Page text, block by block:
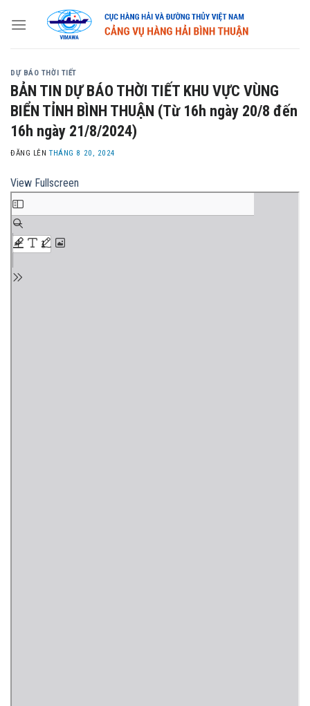
DỰ BÁO THỜI TIẾT
BẢN TIN DỰ BÁO THỜI TIẾT KHU VỰC VÙNG
BIỂN TỈNH BÌNH THUẬN (Từ 16h ngày 20/8 đến
16h ngày 21/8/2024)
ĐĂNG LÊNTHÁNG 8 20, 2024
View Fullscreen